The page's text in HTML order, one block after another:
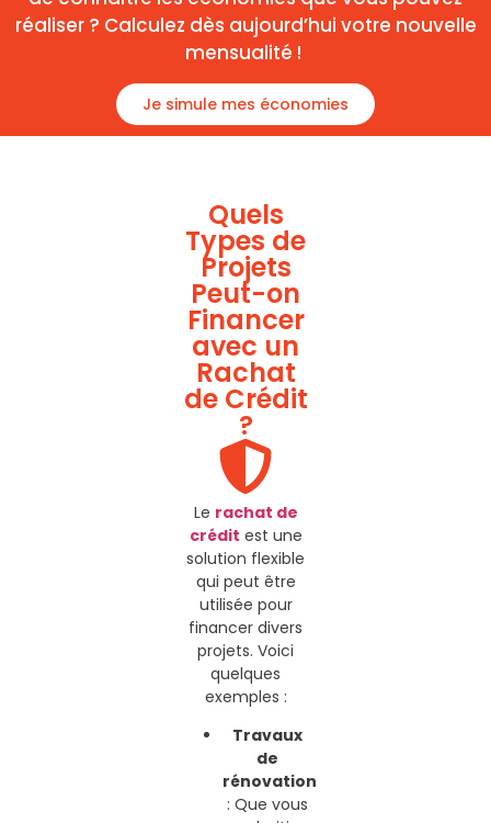
réaliser ? Calculez dès aujourd’hui votre nouvelle
mensualité !
Je simule mes économies
Quels
Types de
Projets
Peut-on
Financer
avec un
Rachat
de Crédit
?
Le rachat de
crédit est une
solution flexible
qui peut être
utilisée pour
financer divers
projets. Voici
quelques
exemples :
Travaux
de
rénovation
: Que vous